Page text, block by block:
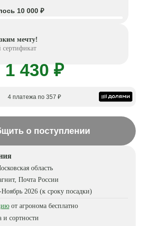
10 000 ₽
мечту!
1 430 ₽
4 платежа по 357 ₽
о поступлении
область
Почта России
Ноябрь 2026 (к сроку посадки)
от агронома бесплатно
и сортности